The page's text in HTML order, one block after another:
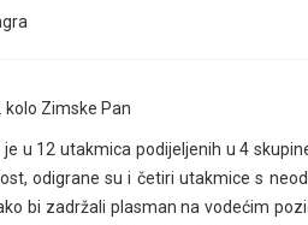
kolo Zimske Pan
u 12 utakmica podijeljenih u 4
odigrane su i četiri utakmice s
bi zadržali plasman na vodećim